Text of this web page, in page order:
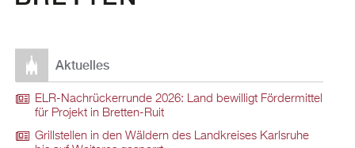
Aktuelles
ELR-Nachrückerrunde 2026: Land bewilligt Fördermittel
für Projekt in Bretten-Ruit
Grillstellen in den Wäldern des Landkreises Karlsruhe